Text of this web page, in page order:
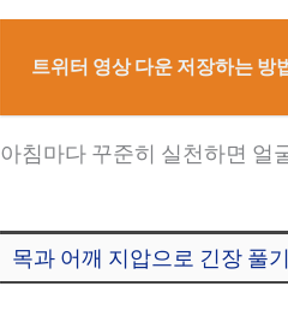
트위터 영상 다운 저장하는 방
아침마다 꾸준히 실천하면 얼
목과 어깨 지압으로 긴장 풀기